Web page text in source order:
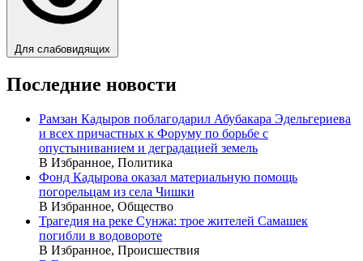
Для слабовидящих
Последние новости
Рамзан Кадыров поблагодарил Абубакара Эдельгериева
и всех причастных к Форуму по борьбе с
опустыниванием и деградацией земель
В Избранное, Политика
Фонд Кадырова оказал материальную помощь
погорельцам из села Чишки
В Избранное, Общество
Трагедия на реке Сунжа: трое жителей Самашек
погибли в водовороте
В Избранное, Происшествия